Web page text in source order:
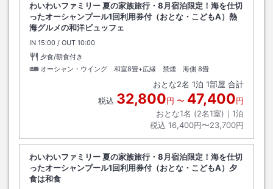
わいわいファミリー 夏の家族旅行・8月宿泊限定！海を仕切
ったオーシャンプール1回利用券付（おとな・こどもA）熱
海グルメの和洋ビュッフェ
IN チェックイン
15:00 / OUT チェックアウト
10:00
夕食/朝食付き
オーシャン・ウイング 和室8畳+広縁 禁煙 海側 8畳
おとな2名 1泊 1部屋 合計
税込 32,800円 〜 47,400円
おとな1名 (2名1室)｜ 1泊
税込 16,400円〜23,700円
わいわいファミリー 夏の家族旅行・8月宿泊限定！海を仕切
ったオーシャンプール1回利用券付（おとな・こどもA）夕
食は和食